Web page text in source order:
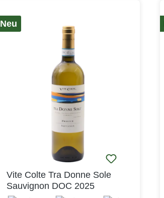
vergoren. Im Frühjahr erfolgt die
Abfüllung in Flaschen, in denen der
Dolcetto d'Alba ist immer etwas
Besonderes, immerhin ist der Anbau
und die Vinifikation streng auf nur 25
Gemeinden limitiert. Mit dem
Roccabella finden Preis und Leistung
auf wunderbare Art
zusammen.Tatsächlich ist der
Roccabella ein perfekter Rotwein zu
Geflügel, aber auch Rinderrouladen
oder Schweinespieße stehen ihm gut
zu Gesicht. Aber natürlich funktioniert
er auch zur vegetarischen Küche.
Gefüllte Tomaten, eine mit
Neu
Vite Colte Tra Donne Sole
Sauvignon DOC 2025